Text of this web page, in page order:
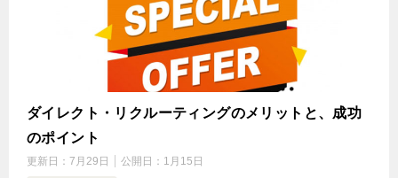
ダイレクト・リクルーティングのメリットと、成功
のポイント
更新日： 7月29日 公開日： 1月15日